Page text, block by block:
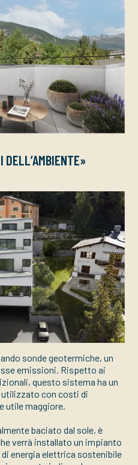
DELL’AMBIENTE»
sonde geotermiche, un
emissioni. Rispetto ai
questo sistema ha un
utilizzato con costi di
utile maggiore.
baciato dal sole, è
verrà installato un impianto
energia elettrica sostenibile